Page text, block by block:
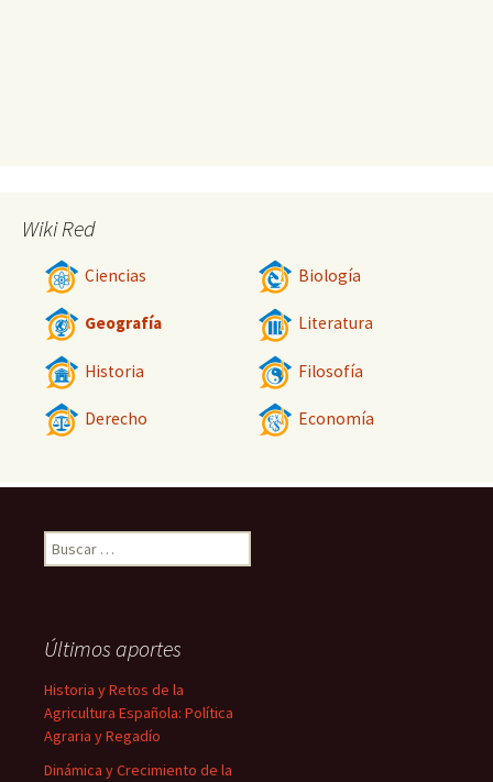
Wiki Red
Ciencias Biología
Geografía Literatura
Historia Filosofía
Derecho Economía
Buscar:
Últimos aportes
Historia y Retos de la
Agricultura Española: Política
Agraria y Regadío
Dinámica y Crecimiento de la